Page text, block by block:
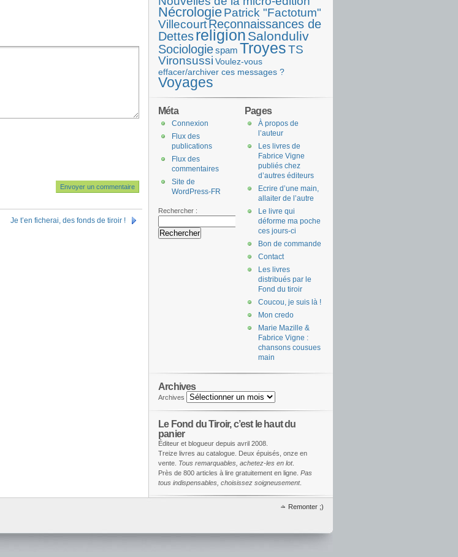
Je t’en ficherai, des fonds de tiroir !
NécrologiePatrick "Factotum"
VillecourtReconnaissances de
Dettesreligion Salonduliv
Sociologiespam TroyesTS
Vironsussi Voulez-vous
effacer/archiver ces messages ?
Voyages
Pages
À propos de
l’auteur
Les livres de
Fabrice Vigne
publiés chez
d’autres éditeurs
Ecrire d’une main,
allaiter de l’autre
Le livre qui
déforme ma poche
ces jours-ci
Bon de commande
Contact
Les livres
distribués par le
Fond du tiroir
Coucou, je suis là !
Mon credo
Marie Mazille &
Fabrice Vigne :
chansons cousues
main
Méta
Connexion
Flux des
publications
Flux des
commentaires
Site de
WordPress-FR
Rechercher :
Archives
Archives
Le Fond du Tiroir, c’est le haut du
panier
Éditeur et blogueur depuis avril 2008.
Treize livres au catalogue. Deux épuisés, onze en
vente. Tous remarquables, achetez-les en lot.
Près de 800 articles à lire gratuitement en ligne. Pas
tous indispensables, choisissez soigneusement.
Remonter ;)